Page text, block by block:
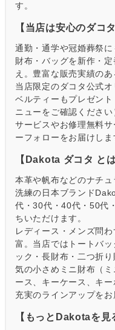
す。
【当店は安心のダコ
通勤・通学や冠婚葬祭
財布・バッグを新作・
え。豊富な販売実績のあ
当店限定のダコタ公式
ベルティーもプレゼン
ニューをご確認くださ
サービスやお修理無料
ーフォローをお届けしま
【Dakota ダコタ とは
本革や帆布などのナチ
洗練の日本ブランド
代・30代・40代・50代
ちいただけます。
レディース・メンズ問
富。当店ではトートバ
ック・長財布・二つ折
気の小さめミニ財布（
ース、キーケース、キ
充実のラインアップをお
【もっとDakotaを見